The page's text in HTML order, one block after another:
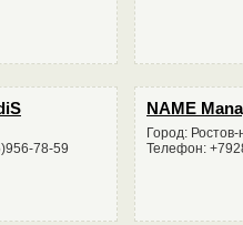
78-59
NAME
Город:
Телефон: